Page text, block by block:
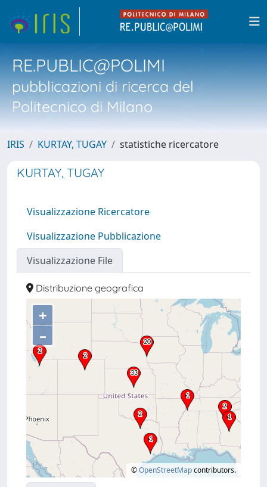
RE.PUBLIC@POLIMI
pubblicazioni di ricerca del
Politecnico di Milano
IRIS KURTAY, TUGAY statistiche ricercatore
KURTAY, TUGAY
Visualizzazione Ricercatore
Visualizzazione Pubblicazione
Visualizzazione File
Distribuzione geografica
+
–
©OpenStreetMapcontributors.